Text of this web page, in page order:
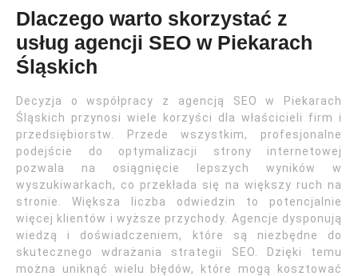
Dlaczego warto skorzystać z
usług agencji SEO w Piekarach
Śląskich
Decyzja o współpracy z agencją SEO w Piekarach
Śląskich przynosi wiele korzyści dla właścicieli firm i
przedsiębiorstw. Przede wszystkim, profesjonalne
podejście do optymalizacji strony internetowej
pozwala na osiągnięcie lepszych wyników w
wyszukiwarkach, co przekłada się na większy ruch na
stronie. Większa liczba odwiedzin to potencjalnie
więcej klientów i wyższe przychody. Agencje dysponują
wiedzą i doświadczeniem, które są niezbędne do
skutecznego wdrażania strategii SEO. Dzięki temu
można uniknąć wielu błędów, które mogą kosztować